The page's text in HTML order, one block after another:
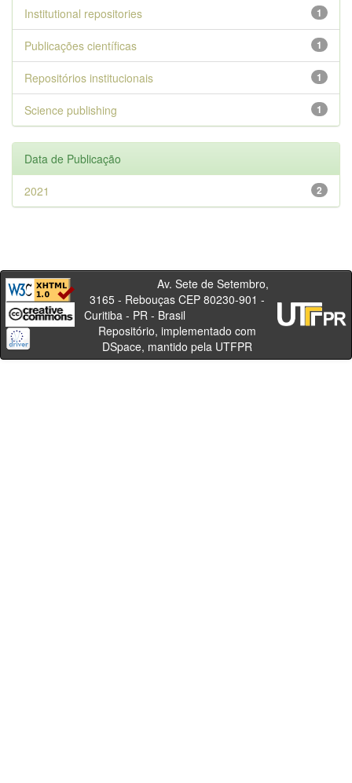
1
Institutional repositories
1
Publicações científicas
1
Repositórios institucionais
1
Science publishing
Data de Publicação
2
2021
Av. Sete de Setembro,
3165 - Rebouças CEP 80230-901 -
Curitiba - PR - Brasil
Repositório, implementado com
DSpace, mantido pela UTFPR